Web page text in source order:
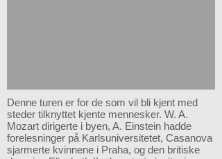
Denne turen er for de som vil bli kjent med
steder tilknyttet kjente mennesker. W. A.
Mozart dirigerte i byen, A. Einstein hadde
forelesninger på Karlsuniversitetet, Casanova
sjarmerte kvinnene i Praha, og den britiske